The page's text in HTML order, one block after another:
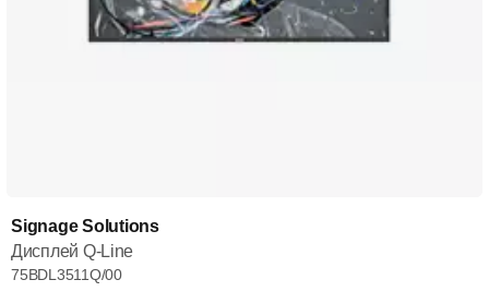
Signage Solutions
Дисплей Q-Line
75BDL3511Q/00